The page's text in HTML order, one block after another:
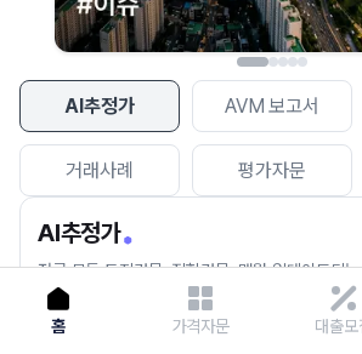
AI추정가 AVM 보고서
거래사례 평가자문
AI추정가
전국 모든 토지건물, 집합건물, 매월 업데이트되
세요.
홈 가격자문 대출모